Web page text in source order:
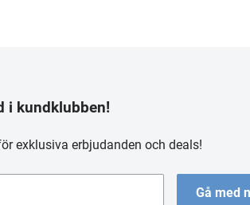
i kundklubben!
exklusiva erbjudanden och deals!
Gå med